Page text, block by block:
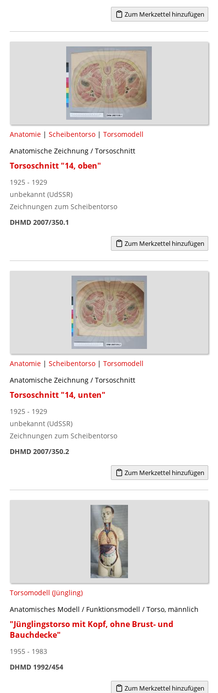
Zum Merkzettel hinzufügen
Anatomie | Scheibentorso | Torsomodell
Anatomische Zeichnung / Torsoschnitt
Torsoschnitt "14, oben"
1925 - 1929
unbekannt (UdSSR)
Zeichnungen zum Scheibentorso
DHMD 2007/350.1
Zum Merkzettel hinzufügen
Anatomie | Scheibentorso | Torsomodell
Anatomische Zeichnung / Torsoschnitt
Torsoschnitt "14, unten"
1925 - 1929
unbekannt (UdSSR)
Zeichnungen zum Scheibentorso
DHMD 2007/350.2
Zum Merkzettel hinzufügen
Torsomodell (Jüngling)
Anatomisches Modell / Funktionsmodell / Torso, männlich
"Jünglingstorso mit Kopf, ohne Brust- und
Bauchdecke"
1955 - 1983
DHMD 1992/454
Zum Merkzettel hinzufügen